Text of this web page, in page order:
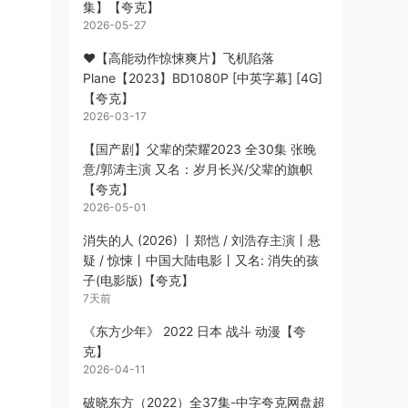
集】【夸克】
2026-05-27
❤️【高能动作惊悚爽片】飞机陷落
Plane【2023】BD1080P [中英字幕] [4G]
【夸克】
2026-03-17
【国产剧】父辈的荣耀2023 全30集 张晚
意/郭涛主演 又名：岁月长兴/父辈的旗帜
【夸克】
2026-05-01
消失的人 (2026) 丨郑恺 / 刘浩存主演丨悬
疑 / 惊悚丨中国大陆电影丨又名: 消失的孩
子(电影版)【夸克】
7天前
《东方少年》 2022 日本 战斗 动漫【夸
克】
2026-04-11
破晓东方（2022）全37集-中字夸克网盘超